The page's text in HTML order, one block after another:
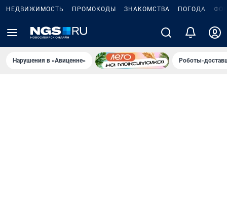
НЕДВИЖИМОСТЬ ПРОМОКОДЫ ЗНАКОМСТВА ПОГОДА
Нарушения в «Авиценне» Роботы-